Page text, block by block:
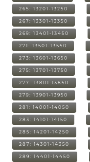
265: 13201-13250
267: 13301-13350
269: 13401-13450
271: 13501-13550
273: 13601-13650
275: 13701-13750
277: 13801-13850
279: 13901-13950
281: 14001-14050
283: 14101-14150
285: 14201-14250
287: 14301-14350
289: 14401-14450